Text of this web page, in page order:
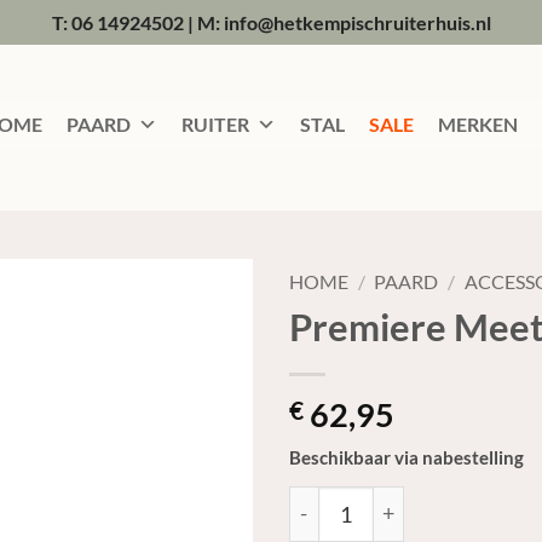
T: 06 14924502| M: info@hetkempischruiterhuis.nl
PAARD RUITER STAL SALE MERKEN
HOME / PAARD /
Premiere
€ 62,95
Beschikbaar via nabestelling